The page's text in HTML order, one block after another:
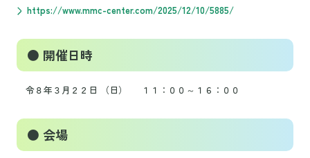
https://www.mmc-center.com/2025/12/10/5885/
● 開催日時
令８年３月２２日 （日） １１：００～１６：００
● 会場